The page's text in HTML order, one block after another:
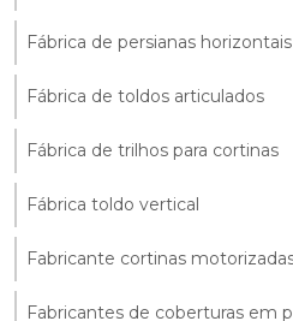
Fábrica de persianas horizontais
Fábrica de toldos articulados
Fábrica de trilhos para cortinas
Fábrica toldo vertical
Fabricante cortinas
Fabricantes de coberturas em